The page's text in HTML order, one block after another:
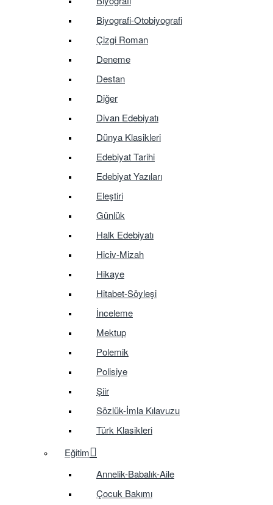
Biyografi-Otobiyografi
Çizgi Roman
Deneme
Destan
Diğer
Divan Edebiyatı
Dünya Klasikleri
Edebiyat Tarihi
Edebiyat Yazıları
Eleştiri
Günlük
Halk Edebiyatı
Hiciv-Mizah
Hikaye
Hitabet-Söyleşi
İnceleme
Mektup
Polemik
Polisiye
Şiir
Sözlük-İmla Kılavuzu
Türk Klasikleri
Eğitim
Annelik-Babalık-Aile
Çocuk Bakımı